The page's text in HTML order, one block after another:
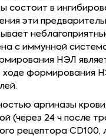
в
эти
с иммунной
НЭЛ
ходе формирования
аргиназы
(через 24 ч после
рецептора CD100,